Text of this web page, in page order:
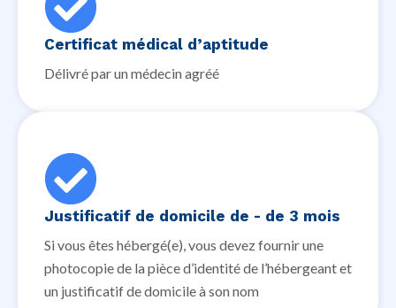
Certificat médical d’aptitude
Délivré par un médecin agréé
Justificatif de domicile de - de 3 mois
Si vous êtes hébergé(e), vous devez fournir une
photocopie de la pièce d’identité de l’hébergeant et
un justificatif de domicile à son nom